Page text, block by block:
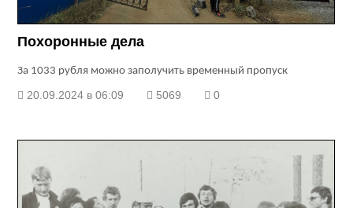
Похоронные дела
За 1033 рубля можно заполучить временный пропуск
20.09.2024 в 06:09 5069 0